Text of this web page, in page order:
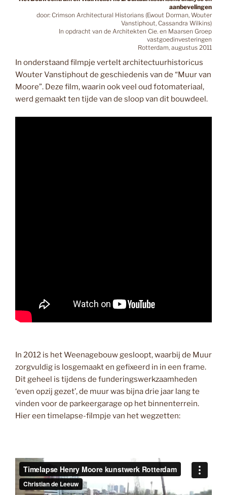
aanbevelingen
door: Crimson Architectural Historians (Ewout Dorman, Wouter
Vanstiphout, Cassandra Wilkins)
In opdracht van de Architekten Cie. en Maarsen Groep
vastgoedinvesteringen
Rotterdam, augustus 2011
In onderstaand filmpje vertelt architectuurhistoricus
Wouter Vanstiphout de geschiedenis van de “Muur van
Moore”. Deze film, waarin ook veel oud fotomateriaal,
werd gemaakt ten tijde van de sloop van dit bouwdeel.
In 2012 is het Weenagebouw gesloopt, waarbij de Muur
zorgvuldig is losgemaakt en gefixeerd in in een frame.
Dit geheel is tijdens de funderingswerkzaamheden
‘even opzij gezet’, de muur was bijna drie jaar lang te
vinden voor de parkeergarage op het binnenterrein.
Hier een timelapse-filmpje van het wegzetten: